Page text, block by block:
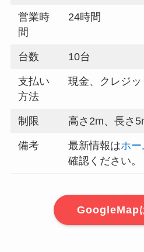
営業時
間
24時間
台数 10台
支払い
方法
現金、クレジッ
制限 高さ2m、長さ
備考 最新情報はホ
確認ください。
GoogleMap